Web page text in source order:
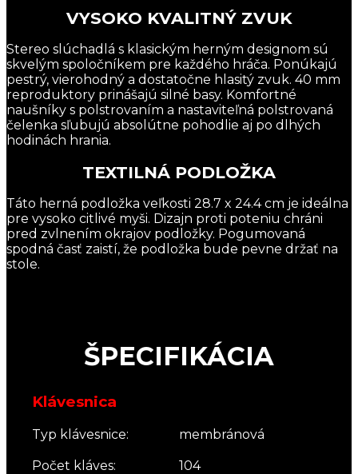
VYSOKO KVALITNÝ ZVUK
Stereo slúchadlá s klasickým herným designom sú
skvelým spoločníkem pre každého hráča. Ponúkajú
pestrý, vierohodný a dostatočne hlasitý zvuk. 40 mm
reproduktory prinášajú silné basy. Komfortné
naušníky s polstrovaním a nastaviteľná polstrovaná
čelenka sľubujú absolútne pohodlie aj po dlhých
hodinách hrania.
TEXTILNÁ PODLOŽKA
Táto herná podložka veľkosti 28.7 x 24.4 cm je ideálna
pre vysoko citlivé myši. Dizajn proti poteniu chráni
pred zvlnením okrajov podložky. Pogumovaná
spodná časť zaistí, že podložka bude pevne držať na
stole.
ŠPECIFIKÁCIA
Klávesnica
Typ klávesnice: membránová
Počet kláves: 104